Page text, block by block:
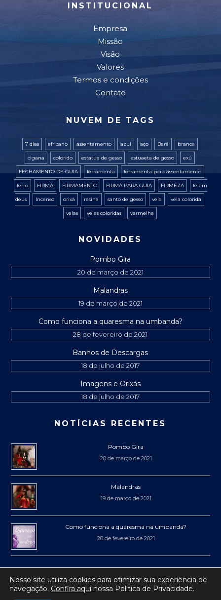
INSTITUCIONAL
Empresa
Missão
Visão
Valores
Termos e condições
Contato
NUVEM DE TAGS
7 dias africano assentamento azul aço Bará branca
cigana colorido estatua de gesso estuaeta de gesso exú
FECHAMENTO DE GUIA ferramenta ferramenta para assentamento
ferro FIRMA FIRMAMENTO FIRMA PARA GUIA FIRMEZA fé em
deus Incenso orixá resina santo de gesso vela vela colorida
velas velas coloridas vermelha
NOVIDADES
Pombo Gira
20 de março de 2021
Malandras
19 de março de 2021
Como funciona a quaresma na umbanda?
28 de fevereiro de 2021
Banhos de Descargas
18 de julho de 2017
Imagens e Orixás
18 de julho de 2017
NOTÍCIAS RECENTES
Pombo Gira
20 de março de 2021
Malandras
19 de março de 2021
Como funciona a quaresma na umbanda?
28 de fevereiro de 2021
® 2017-2019 Mercadão de Niterói• Todos os direitos reservados
Nosso site utiliza cookies para otimizar sua experiência de
navegação. Confira aqui nossa Política de Privacidade.